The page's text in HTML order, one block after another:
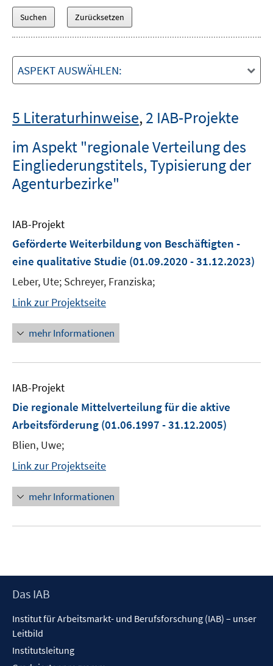
ASPEKT AUSWÄHLEN:
5 Literaturhinweise,2 IAB-Projekte
im Aspekt "regionale Verteilung des
Eingliederungstitels, Typisierung der
Agenturbezirke"
IAB-Projekt
Geförderte Weiterbildung von Beschäftigten -
eine qualitative Studie (01.09.2020 - 31.12.2023)
Leber, Ute; Schreyer, Franziska;
Link zur Projektseite
mehr Informationen
IAB-Projekt
Die regionale Mittelverteilung für die aktive
Arbeitsförderung (01.06.1997 - 31.12.2005)
Blien, Uwe;
Link zur Projektseite
mehr Informationen
Footer
Das IAB
Institut für Arbeitsmarkt- und Berufsforschung (IAB) – unser
Leitbild
Institutsleitung